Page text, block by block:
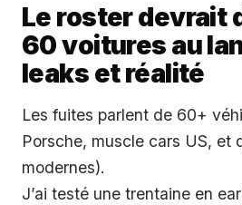
Le roster devrait
60 voitures au
leaks et réalité
Les fuites parlent de 60+
Porsche, muscle cars US, et
modernes).
J’ai testé une trentaine en